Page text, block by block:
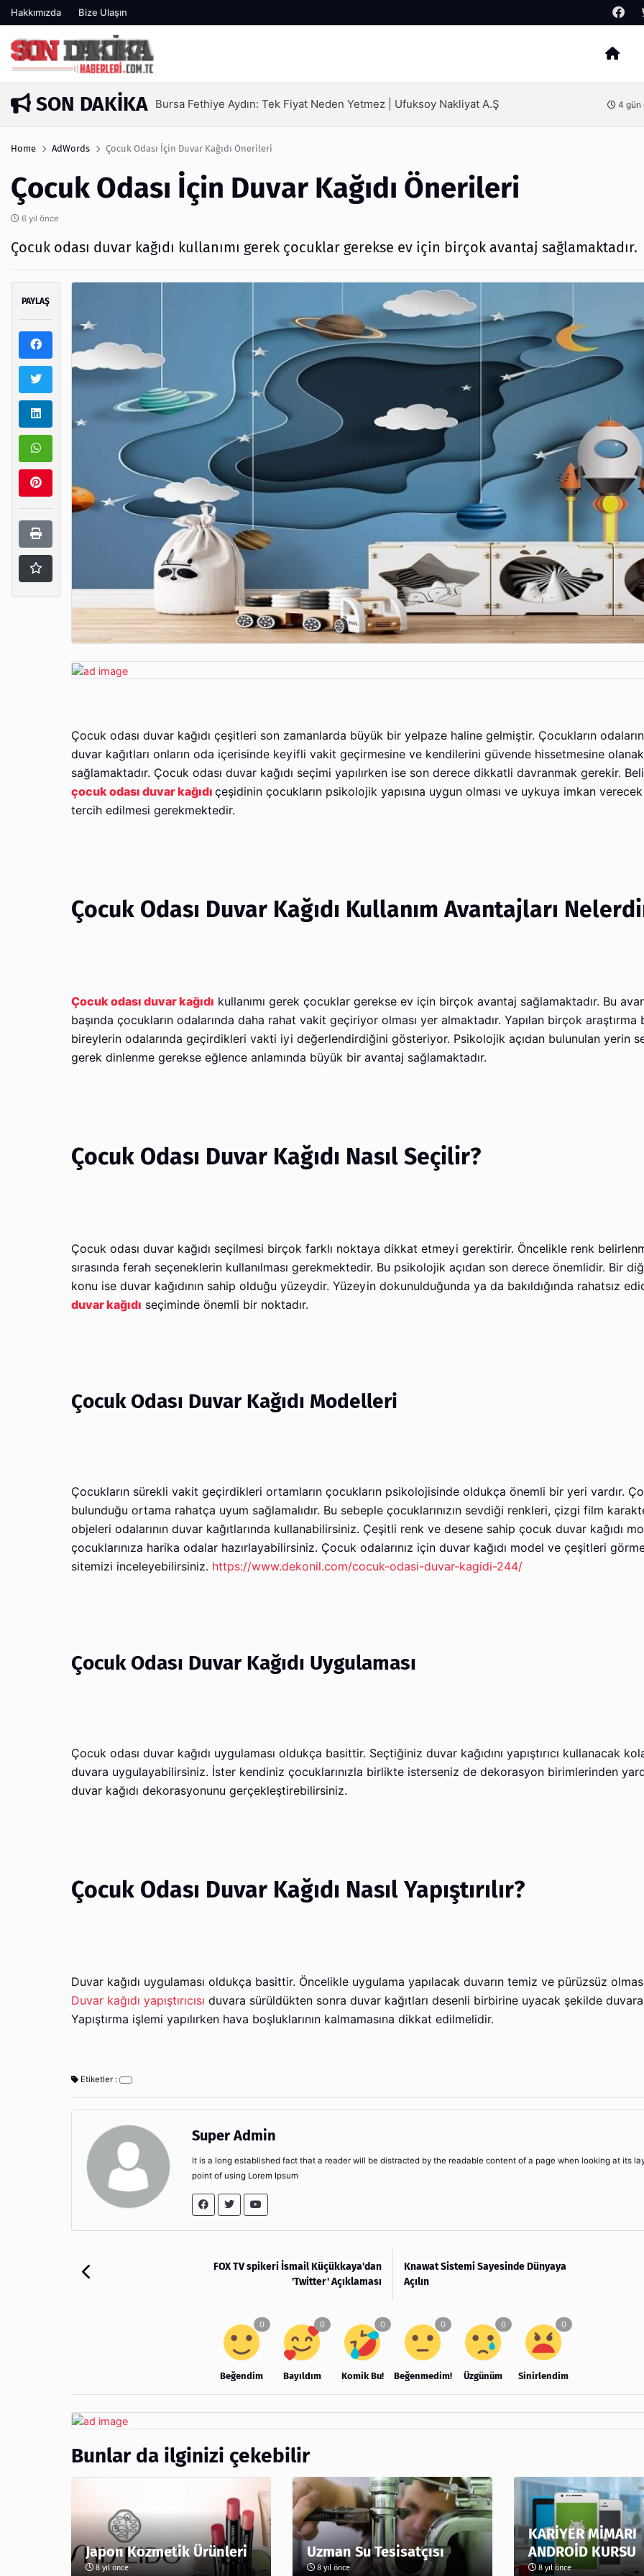
Hakkımızda Bize Ulaşın
Arama
SON DAKIKA
4 gün önce SEO Hizmeti Alırken Kandırılmamak İçin Bilinmesi Gerekenler 5 gün
Home AdWords Çocuk Odası İçin Duvar Kağıdı Önerileri
Çocuk Odası İçin Duvar Kağıdı Önerileri
6 yıl önce
Çocuk odası duvar kağıdı kullanımı gerek çocuklar gerekse ev için birçok avantaj sağlamaktadır.
PAYLAŞ
Çocuk odası duvar kağıdı çeşitleri son zamanlarda büyük bir yelpaze haline gelmiştir. Çocukların
duvar kağıtları onların oda içerisinde keyifli vakit geçirmesine ve kendilerini güvende hissetmesine olanak
sağlamaktadır. Çocuk odası duvar kağıdı seçimi yapılırken ise son derece dikkatli davranmak gerekir.
çocuk odası duvar kağıdı çeşidinin çocukların psikolojik yapısına uygun olması ve uykuya imkan
tercih edilmesi gerekmektedir.
Çocuk Odası Duvar Kağıdı Kullanım Avantajları
Çocuk odası duvar kağıdı kullanımı gerek çocuklar gerekse ev için birçok avantaj sağlamaktadır. Bu
başında çocukların odalarında daha rahat vakit geçiriyor olması yer almaktadır. Yapılan birçok araştırma
bireylerin odalarında geçirdikleri vakti iyi değerlendirdiğini gösteriyor. Psikolojik açıdan bulunulan yerin
gerek dinlenme gerekse eğlence anlamında büyük bir avantaj sağlamaktadır.
Çocuk Odası Duvar Kağıdı Nasıl Seçilir?
Çocuk odası duvar kağıdı seçilmesi birçok farklı noktaya dikkat etmeyi gerektirir. Öncelikle renk
sırasında ferah seçeneklerin kullanılması gerekmektedir. Bu psikolojik açıdan son derece önemlidir. Bir
konu ise duvar kağıdının sahip olduğu yüzeydir. Yüzeyin dokunulduğunda ya da bakıldığında rahatsız
duvar kağıdı seçiminde önemli bir noktadır.
Çocuk Odası Duvar Kağıdı Modelleri
Çocukların sürekli vakit geçirdikleri ortamların çocukların psikolojisinde oldukça önemli bir yeri vardır.
bulunduğu ortama rahatça uyum sağlamalıdır. Bu sebeple çocuklarınızın sevdiği renkleri, çizgi film
objeleri odalarının duvar kağıtlarında kullanabilirsiniz. Çeşitli renk ve desene sahip çocuk duvar kağıdı
çocuklarınıza harika odalar hazırlayabilirsiniz. Çocuk odalarınız için duvar kağıdı model ve çeşitleri
sitemizi inceleyebilirsiniz. https://www.dekonil.com/cocuk-odasi-duvar-kagidi-244/
Çocuk Odası Duvar Kağıdı Uygulaması
Çocuk odası duvar kağıdı uygulaması oldukça basittir. Seçtiğiniz duvar kağıdını yapıştırıcı kullanacak
duvara uygulayabilirsiniz. İster kendiniz çocuklarınızla birlikte isterseniz de dekorasyon birimlerinden
duvar kağıdı dekorasyonunu gerçekleştirebilirsiniz.
Çocuk Odası Duvar Kağıdı Nasıl Yapıştırılır?
Duvar kağıdı uygulaması oldukça basittir. Öncelikle uygulama yapılacak duvarın temiz ve pürüzsüz
Duvar kağıdı yapıştırıcısı duvara sürüldükten sonra duvar kağıtları desenli birbirine uyacak şekilde duvara
Yapıştırma işlemi yapılırken hava boşluklarının kalmamasına dikkat edilmelidir.
Etiketler :
Super Admin
It is a long established fact that a reader will be distracted by the readable content of a page when looking at its
point of using Lorem Ipsum
FOX TV spikeri İsmail Küçükkaya'dan
'Twitter' Açıklaması
Knawat Sistemi Sayesinde Dünyaya
Açılın
Beğendim Bayıldım Komik Bu! Beğenmedim! Üzgünüm Sinirlendim
Bunlar da ilginizi çekebilir
Japon Kozmetik Ürünleri
8 yıl önce
Uzman Su Tesisatçısı
8 yıl önce
KARİYER MİMARI
ANDROİD KURSU
8 yıl önce